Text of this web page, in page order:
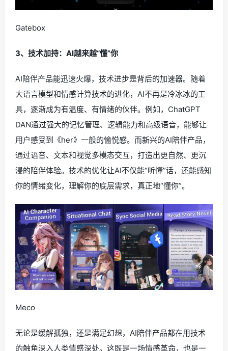
Gatebox
3、技术加持：AI越来越“懂”你
AI陪伴产品能迅速火爆，技术进步是背后的加速器。随着
大语言模型和情感计算技术的进化，AI不再是冷冰冰的工
具，逐渐成为有温度、有情绪的伙伴。例如，ChatGPT
DAN通过强大的记忆管理、逻辑能力和高级语音，能够让
用户感受到《her》一般的愉悦感。而新兴的AI陪伴产品，
通过语音、文本和视觉多模态交互，打造出更自然、更沉
浸的陪伴体验。技术的优化让AI不仅能“听懂”话，还能感知
你的情绪变化，理解你的底层需求，真正地“懂你”。
Meco
无论是缓解孤独，还是满足幻想，AI陪伴产品都在用技术
的触角深入人类情感深处。这既是一场情感革命，也是一